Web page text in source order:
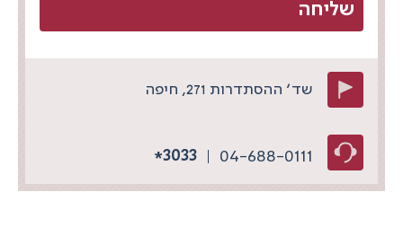
שד׳ ההסתדרות 271, חיפה
04-688-0111
3033
*